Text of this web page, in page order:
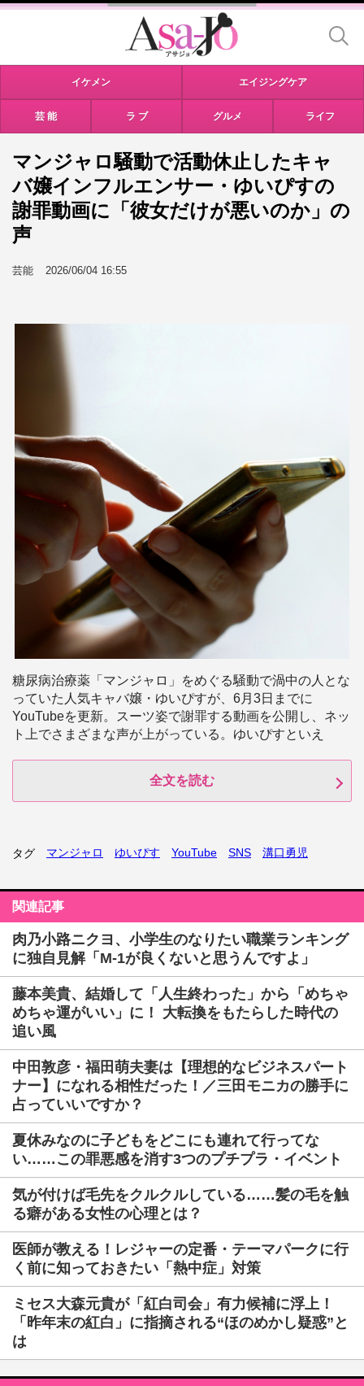
イケメン エイジングケア
芸 能 ラ ブ グルメ ライフ
マンジャロ騒動で活動休止したキャ
バ嬢インフルエンサー・ゆいぴすの
謝罪動画に「彼女だけが悪いのか」の
声
芸能 2026/06/04 16:55
糖尿病治療薬「マンジャロ」をめぐる騒動で渦中の人とな
っていた人気キャバ嬢・ゆいぴすが、6月3日までに
YouTubeを更新。スーツ姿で謝罪する動画を公開し、ネッ
ト上でさまざまな声が上がっている。ゆいぴすといえ
全文を読む
タグ マンジャロ ゆいぴす YouTube SNS 溝口勇児
関連記事
肉乃小路ニクヨ、小学生のなりたい職業ランキング
に独自見解「M-1が良くないと思うんですよ」
藤本美貴、結婚して「人生終わった」から「めちゃ
めちゃ運がいい」に！ 大転換をもたらした時代の
追い風
中田敦彦・福田萌夫妻は【理想的なビジネスパート
ナー】になれる相性だった！／三田モニカの勝手に
占っていいですか？
夏休みなのに子どもをどこにも連れて行ってな
い……この罪悪感を消す3つのプチプラ・イベント
気が付けば毛先をクルクルしている……髪の毛を触
る癖がある女性の心理とは？
医師が教える！レジャーの定番・テーマパークに行
く前に知っておきたい「熱中症」対策
ミセス大森元貴が「紅白司会」有力候補に浮上！
「昨年末の紅白」に指摘される“ほのめかし疑惑”と
は